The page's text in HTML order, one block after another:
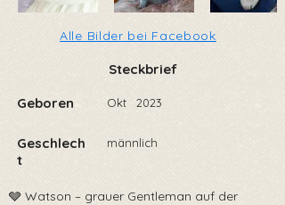
Alle Bilder bei Facebook
Steckbrief
Geboren
Geschlech
t
Okt 2023
männlich
🩶 Watson – grauer Gentleman auf der